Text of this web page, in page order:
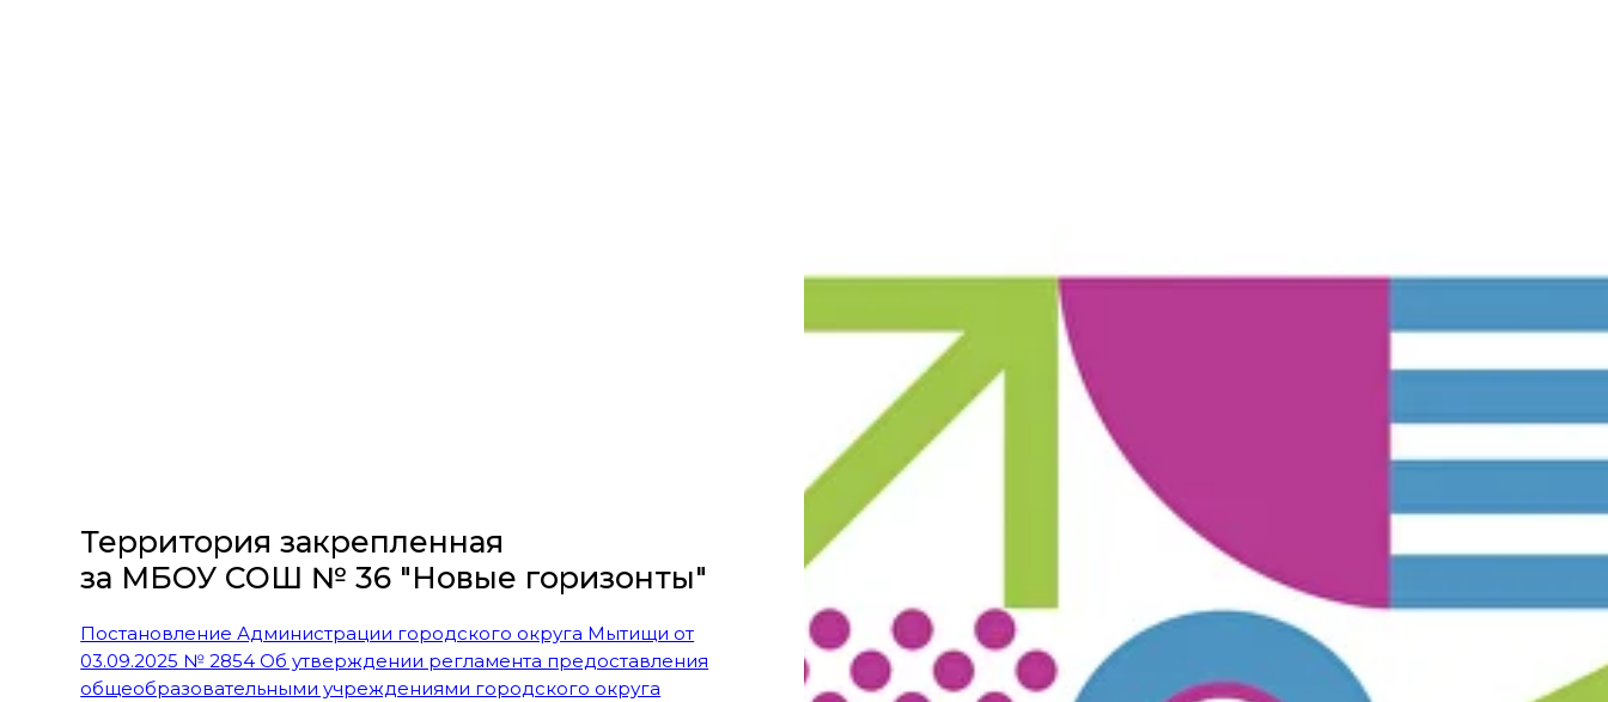
Территория закрепленная
за МБОУ СОШ № 36 "Новые горизонты"
Постановление Администрации городского округа Мытищи от
03.09.2025 № 2854 Об утверждении регламента предоставления
общеобразовательными учреждениями городского округа